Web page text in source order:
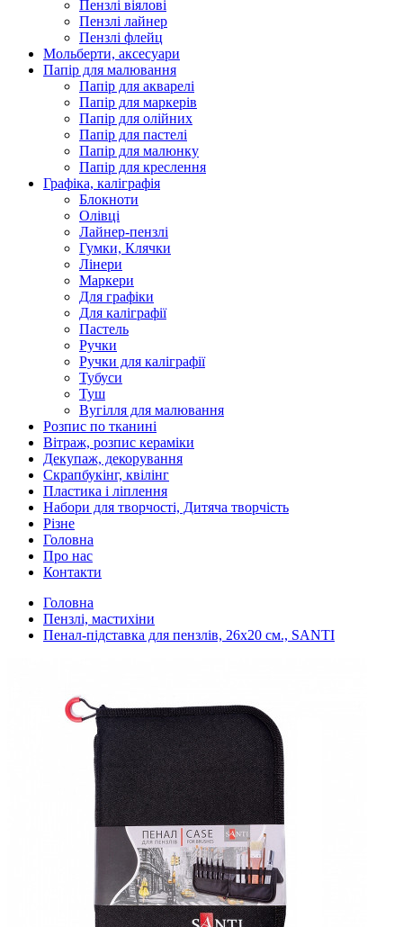
Пензлі віялові
Пензлі лайнер
Пензлі флейц
Мольберти, аксесуари
Папір для малювання
Папір для акварелі
Папір для маркерів
Папір для олійних
Папір для пастелі
Папір для малюнку
Папір для креслення
Графіка, каліграфія
Блокноти
Олівці
Лайнер-пензлі
Гумки, Клячки
Лінери
Маркери
Для графіки
Для каліграфії
Пастель
Ручки
Ручки для каліграфії
Тубуси
Туш
Вугілля для малювання
Розпис по тканині
Вітраж, розпис кераміки
Декупаж, декорування
Скрапбукінг, квілінг
Пластика і ліплення
Набори для творчості, Дитяча творчість
Різне
Головна
Про нас
Контакти
Головна
Пензлі, мастихіни
Пенал-підставка для пензлів, 26x20 см., SANTI